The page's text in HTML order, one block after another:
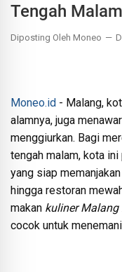
Tengah Malam
Diposting Oleh Moneo
Moneo.id - Malang,
alamnya, juga
menggiurkan. Bagi
tengah malam, kota
yang siap
hingga restoran
makan kuliner Malang
cocok untuk